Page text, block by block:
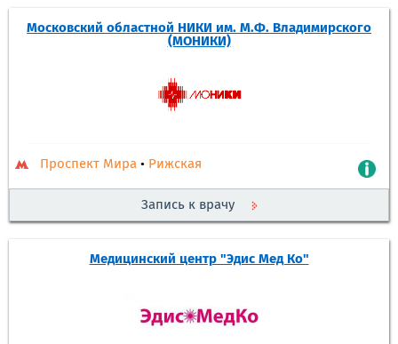
Московский областной НИКИ им. М.Ф. Владимирского
(МОНИКИ)
Проспект Мира • Рижская
Запись к врачу
Медицинский центр "Эдис Мед Ко"